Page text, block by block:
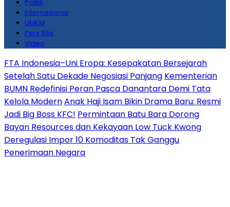
Politik
Internasional
UMKM
Pers Rilis
Video
FTA Indonesia–Uni Eropa: Kesepakatan Bersejarah
Setelah Satu Dekade Negosiasi Panjang Kementerian
BUMN Redefinisi Peran Pasca Danantara Demi Tata
Kelola ModernAnak Haji Isam Bikin Drama Baru: Resmi
Jadi Big Boss KFC! Permintaan Batu Bara Dorong
Bayan Resources dan Kekayaan Low Tuck Kwong
Deregulasi Impor 10 Komoditas Tak Ganggu
Penerimaan Negara